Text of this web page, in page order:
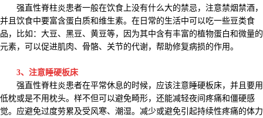
强直性脊柱炎患者一般在饮食上没有什么大的禁忌，注意禁烟禁酒，
并且饮食中要富含蛋白质和维生素。在日常的生活中可以吃一些豆类食
品，比如：大豆、黑豆、黄豆等，因为其中含有丰富的植物蛋白和微量的
元素，可以促进肌肉、骨骼、关节的代谢，帮助修复病损的作用。
3、注意睡硬板床
强直性脊柱炎患者在平常休息的时候，应该注意睡硬板床，并且要用
低枕或是不用枕头。样不但可以避免畸形，还能减轻夜间疼痛和僵硬感
觉。应避免过度劳累及受风寒、潮湿。减少或避免引起持续性疼痛的体力